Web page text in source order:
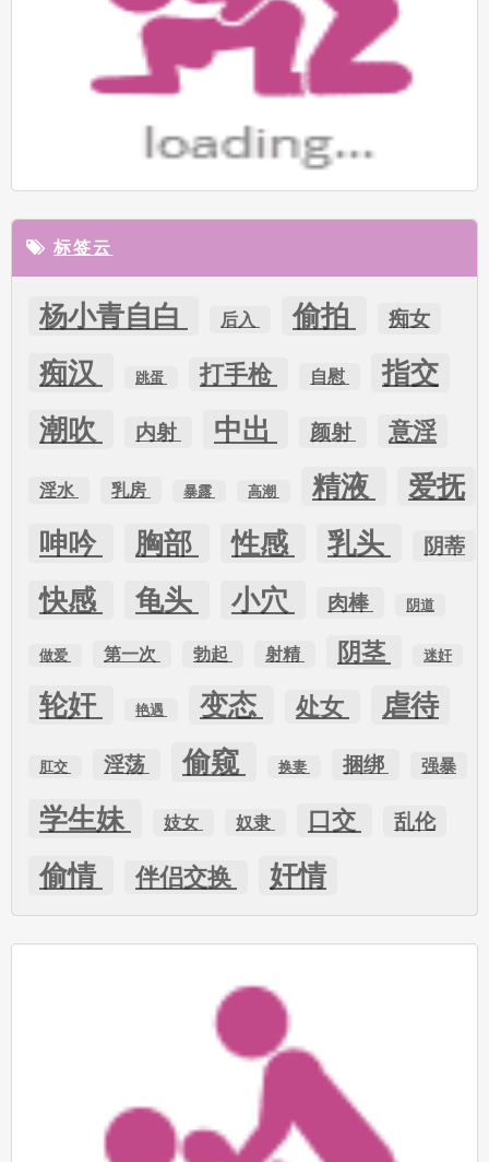
标签云
杨小青自白 后入 偷拍 痴女
痴汉 跳蛋 打手枪 自慰
指交
潮吹
内射 中出 颜射 意淫
淫水 乳房 暴露 高潮 精液
爱抚
呻吟
胸部 性感 乳头 阴蒂
快感 龟头 小穴 肉棒 阴道
做爱 第一次 勃起 射精 阴茎 迷奸
轮奸 艳遇 变态 处女 虐待
肛交 淫荡 偷窥 换妻 捆绑 强暴
学生妹 妓女 奴隶 口交 乱伦
偷情 伴侣交换 奸情